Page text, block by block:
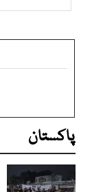
پاکستان